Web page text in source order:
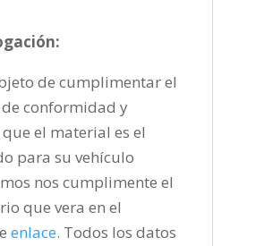
de cumplimentar el
conformidad y
el material es el
para su vehículo
nos cumplimente el
que vera en el
enlace. Todos los datos